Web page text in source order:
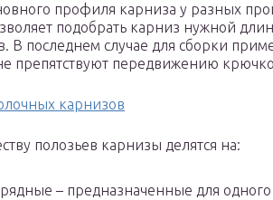
профиля карниза у разных
подобрать карниз нужной
В последнем случае для сборки
препятствуют передвижению
карнизов
полозьев карнизы делятся на:
– предназначенные для